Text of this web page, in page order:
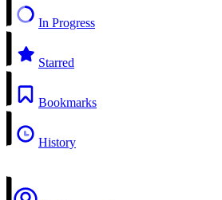
In Progress
Starred
Bookmarks
History